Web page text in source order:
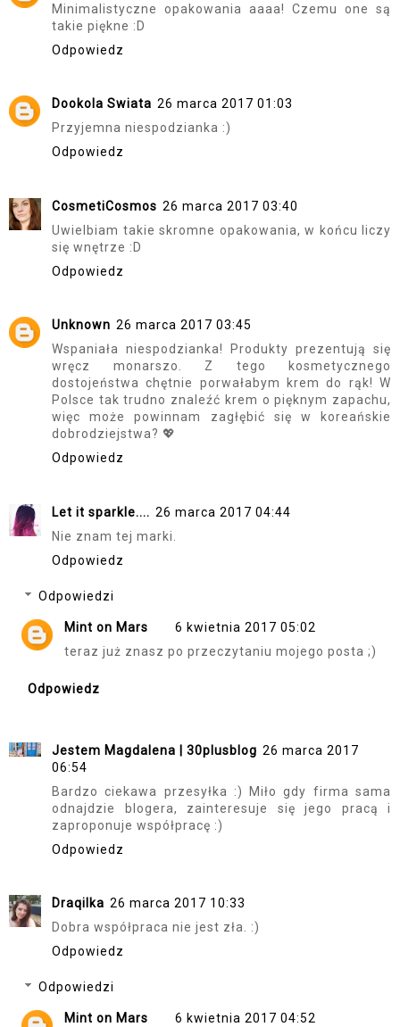
Minimalistyczne opakowania aaaa! Czemu one są
takie piękne :D
Odpowiedz
Dookola Swiata 26 marca 2017 01:03
Przyjemna niespodzianka :)
Odpowiedz
CosmetiCosmos 26 marca 2017 03:40
Uwielbiam takie skromne opakowania, w końcu liczy
się wnętrze :D
Odpowiedz
Unknown 26 marca 2017 03:45
Wspaniała niespodzianka! Produkty prezentują się
wręcz monarszo. Z tego kosmetycznego
dostojeństwa chętnie porwałabym krem do rąk! W
Polsce tak trudno znaleźć krem o pięknym zapachu,
więc może powinnam zagłębić się w koreańskie
dobrodziejstwa? 💖
Odpowiedz
Let it sparkle.... 26 marca 2017 04:44
Nie znam tej marki.
Odpowiedz
Odpowiedzi
Mint on Mars
6 kwietnia 2017 05:02
teraz już znasz po przeczytaniu mojego posta ;)
Odpowiedz
Jestem Magdalena | 30plusblog 26 marca 2017
06:54
Bardzo ciekawa przesyłka :) Miło gdy firma sama
odnajdzie blogera, zainteresuje się jego pracą i
zaproponuje współpracę :)
Odpowiedz
Draqilka 26 marca 2017 10:33
Dobra współpraca nie jest zła. :)
Odpowiedz
Odpowiedzi
Mint on Mars
6 kwietnia 2017 04:52